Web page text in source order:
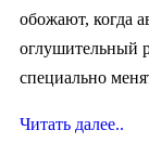
обожают, когда
оглушительный
специально
Читать далее..